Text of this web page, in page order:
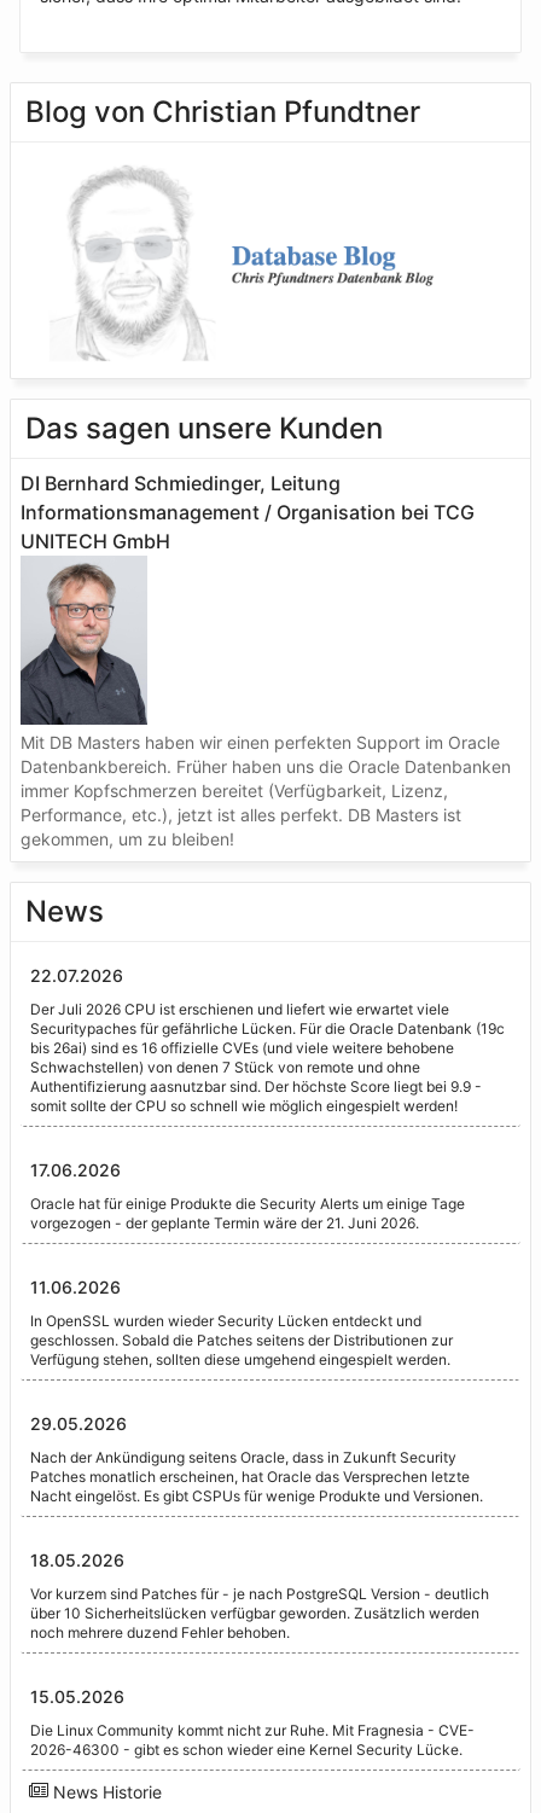
Blog von Christian Pfundtner
Das sagen unsere Kunden
DI Bernhard Schmiedinger, Leitung
Informationsmanagement / Organisation bei TCG
UNITECH GmbH
Mit DB Masters haben wir einen perfekten Support im Oracle
Datenbankbereich. Früher haben uns die Oracle Datenbanken
immer Kopfschmerzen bereitet (Verfügbarkeit, Lizenz,
Performance, etc.), jetzt ist alles perfekt. DB Masters ist
gekommen, um zu bleiben!
News
22.07.2026
Der Juli 2026 CPU ist erschienen und liefert wie erwartet viele
Securitypaches für gefährliche Lücken. Für die Oracle Datenbank (19c
bis 26ai) sind es 16 offizielle CVEs (und viele weitere behobene
Schwachstellen) von denen 7 Stück von remote und ohne
Authentifizierung aasnutzbar sind. Der höchste Score liegt bei 9.9 -
somit sollte der CPU so schnell wie möglich eingespielt werden!
17.06.2026
Oracle hat für einige Produkte die Security Alerts um einige Tage
vorgezogen - der geplante Termin wäre der 21. Juni 2026.
11.06.2026
In OpenSSL wurden wieder Security Lücken entdeckt und
geschlossen. Sobald die Patches seitens der Distributionen zur
Verfügung stehen, sollten diese umgehend eingespielt werden.
29.05.2026
Nach der Ankündigung seitens Oracle, dass in Zukunft Security
Patches monatlich erscheinen, hat Oracle das Versprechen letzte
Nacht eingelöst. Es gibt CSPUs für wenige Produkte und Versionen.
18.05.2026
Vor kurzem sind Patches für - je nach PostgreSQL Version - deutlich
über 10 Sicherheitslücken verfügbar geworden. Zusätzlich werden
noch mehrere duzend Fehler behoben.
15.05.2026
Die Linux Community kommt nicht zur Ruhe. Mit Fragnesia - CVE-
2026-46300 - gibt es schon wieder eine Kernel Security Lücke.
News Historie